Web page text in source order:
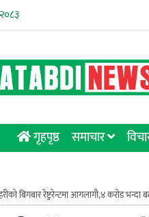
गृहपृष्ठ समाचार
बिगबार रेष्टुरेन्टमा आगलागी,४ करोड भन्दा